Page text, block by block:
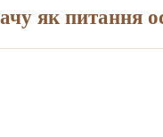
як питання